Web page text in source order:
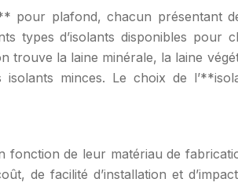
pour plafond, chacun présentant
types d’isolants disponibles pour
trouve la laine minérale, la laine
minces. Le choix de
de leur matériau de
de facilité d’installation et